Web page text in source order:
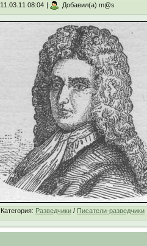
11.03.11 08:04 | Добавил(а) m@s
Категория: Разведчики / Писатели-разведчики